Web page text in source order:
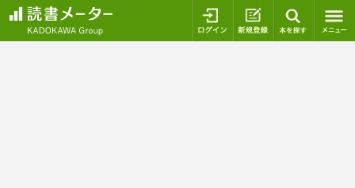
ログイン 新規登録